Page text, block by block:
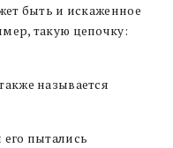
быть и искаженное
такую цепочку:
называется
пытались